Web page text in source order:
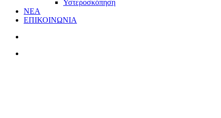
Υστεροσκόπηση
ΝΕΑ
ΕΠΙΚΟΙΝΩΝΙΑ